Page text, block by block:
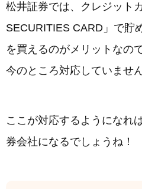
松井証券では、クレジット
SECURITIES CARD」で貯
を買えるのがメリットなの
今のところ対応していません
ここが対応するようになれ
券会社になるでしょうね！